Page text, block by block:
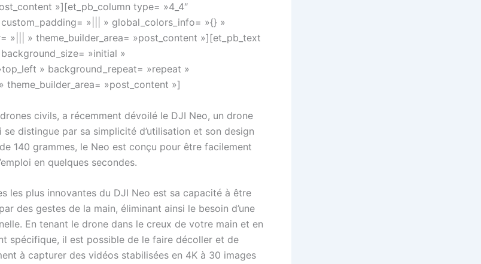
»][et_pb_column type= »4_4″
custom_padding= »||| » global_colors_info= »{} »
»||| » theme_builder_area= »post_content »][et_pb_text
background_size= »initial »
» background_repeat= »repeat »
theme_builder_area= »post_content »]
civils, a récemment dévoilé le DJI Neo, un drone
distingue par sa simplicité d’utilisation et son design
140 grammes, le Neo est conçu pour être facilement
en quelques secondes.
les plus innovantes du DJI Neo est sa capacité à être
des gestes de la main, éliminant ainsi le besoin d’une
En tenant le drone dans le creux de votre main et en
spécifique, il est possible de le faire décoller et de
à capturer des vidéos stabilisées en 4K à 30 images